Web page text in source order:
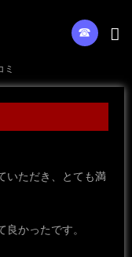
☎︎
ミ
いただき、とても満
かったです。